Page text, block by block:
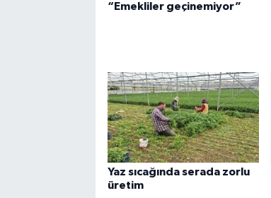
“Emekliler geçinemiyor”
Yaz sıcağında serada zorlu
üretim